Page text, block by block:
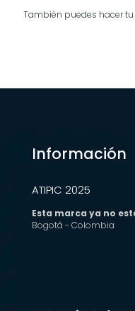
También puedes hacer tu
Información
ATIPIC 2025
Esta marca ya no
Bogotá - Colombia